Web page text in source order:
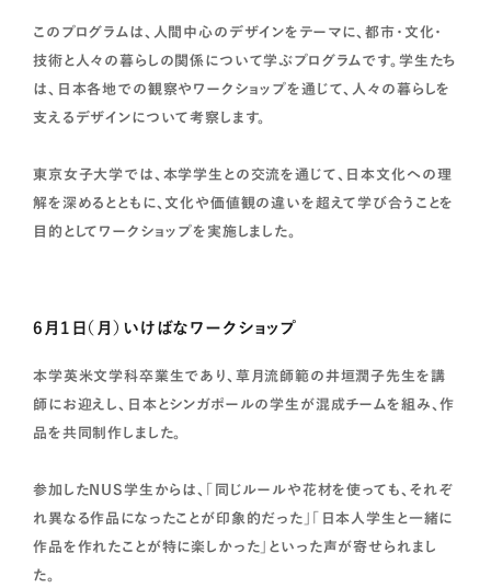
このプログラムは、人間中心のデザインをテーマに、都市・文化・
技術と人々の暮らしの関係について学ぶプログラムです。学生たち
は、日本各地での観察やワークショップを通じて、人々の暮らしを
支えるデザインについて考察します。
東京女子大学では、本学学生との交流を通じて、日本文化への理
解を深めるとともに、文化や価値観の違いを超えて学び合うことを
目的としてワークショップを実施しました。
6月1日（月）いけばなワークショップ
本学英米文学科卒業生であり、草月流師範の井垣潤子先生を講
師にお迎えし、日本とシンガポールの学生が混成チームを組み、作
品を共同制作しました。
参加したNUS学生からは、「同じルールや花材を使っても、それぞ
れ異なる作品になったことが印象的だった」「日本人学生と一緒に
作品を作れたことが特に楽しかった」といった声が寄せられまし
た。